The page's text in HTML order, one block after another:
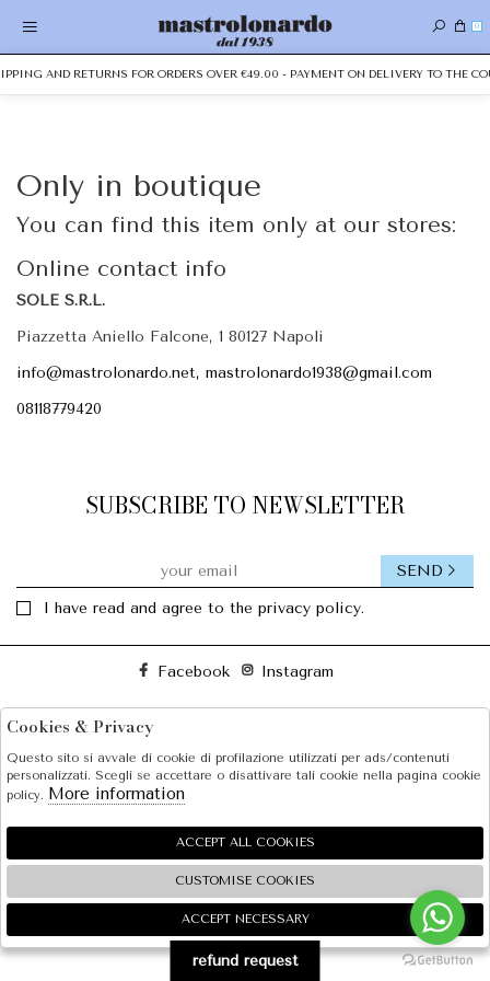
0
AND RETURNS FOR ORDERS OVER €49.00 - PAYMENT ON DELIVERY TO THE
Only in boutique
You can find this item only at our stores:
Online contact info
SOLE S.R.L.
Piazzetta Aniello Falcone, 1 80127 Napoli
info@mastrolonardo.net, mastrolonardo1938@gmail.com
08118779420
SUBSCRIBE TO NEWSLETTER
I have read and agree to the privacy policy.
SEND
Facebook Instagram
SHOPPING
EXTRA
gruppo Zucchetti
🍪
refund request
Cookies & Privacy
Questo sito si avvale di cookie di profilazione utilizzati per ads/contenuti
personalizzati. Scegli se accettare o disattivare tali cookie nella pagina cookie
policy. More information
ACCEPT ALL COOKIES
CUSTOMISE COOKIES
ACCEPT NECESSARY